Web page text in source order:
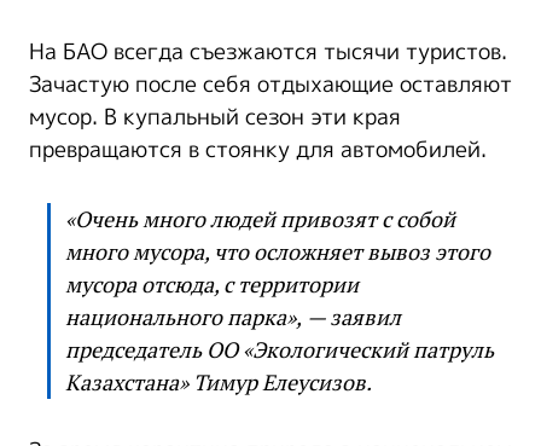
На БАО всегда съезжаются тысячи туристов.
Зачастую после себя отдыхающие оставляют
мусор. В купальный сезон эти края
превращаются в стоянку для автомобилей.
«Очень много людей привозят с собой
много мусора, что осложняет вывоз этого
мусора отсюда, с территории
национального парка», — заявил
председатель ОО «Экологический патруль
Казахстана» Тимур Елеусизов.